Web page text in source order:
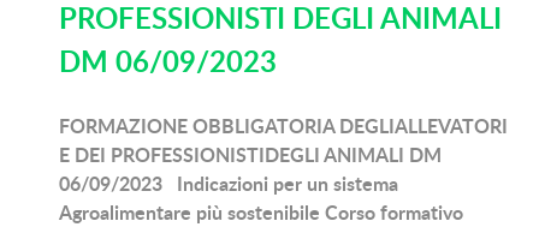
PROFESSIONISTI DEGLI ANIMALI
DM 06/09/2023
FORMAZIONE OBBLIGATORIA DEGLIALLEVATORI
E DEI PROFESSIONISTIDEGLI ANIMALI DM
06/09/2023 Indicazioni per un sistema
Agroalimentare più sostenibile Corso formativo